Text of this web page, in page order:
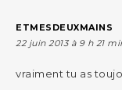
ETMESDEUXMAINS
22 juin 2013 à 9 h 21
vraiment tu as